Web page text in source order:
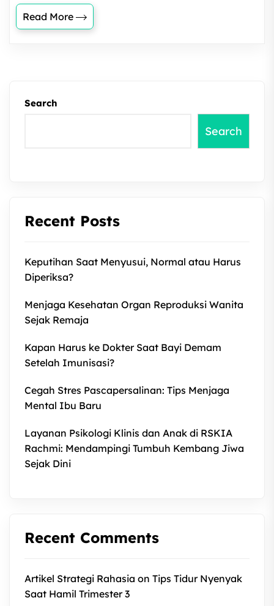
Read More
Search
Search
Recent Posts
Keputihan Saat Menyusui, Normal atau Harus
Diperiksa?
Menjaga Kesehatan Organ Reproduksi Wanita
Sejak Remaja
Kapan Harus ke Dokter Saat Bayi Demam
Setelah Imunisasi?
Cegah Stres Pascapersalinan: Tips Menjaga
Mental Ibu Baru
Layanan Psikologi Klinis dan Anak di RSKIA
Rachmi: Mendampingi Tumbuh Kembang Jiwa
Sejak Dini
Recent Comments
Artikel Strategi Rahasia on Tips Tidur Nyenyak
Saat Hamil Trimester 3